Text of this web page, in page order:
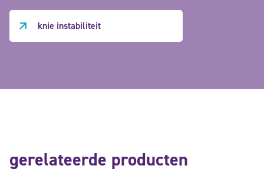
knie instabiliteit
gerelateerde producten